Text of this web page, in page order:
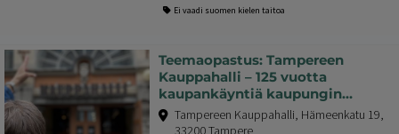
Ei vaadi suomen kielen taitoa
Teemaopastus: Tampereen
Kauppahalli – 125 vuotta
kaupankäyntiä kaupungin
sydämessä
Tampereen Kauppahalli, Hämeenkatu 19,
33200 Tampere